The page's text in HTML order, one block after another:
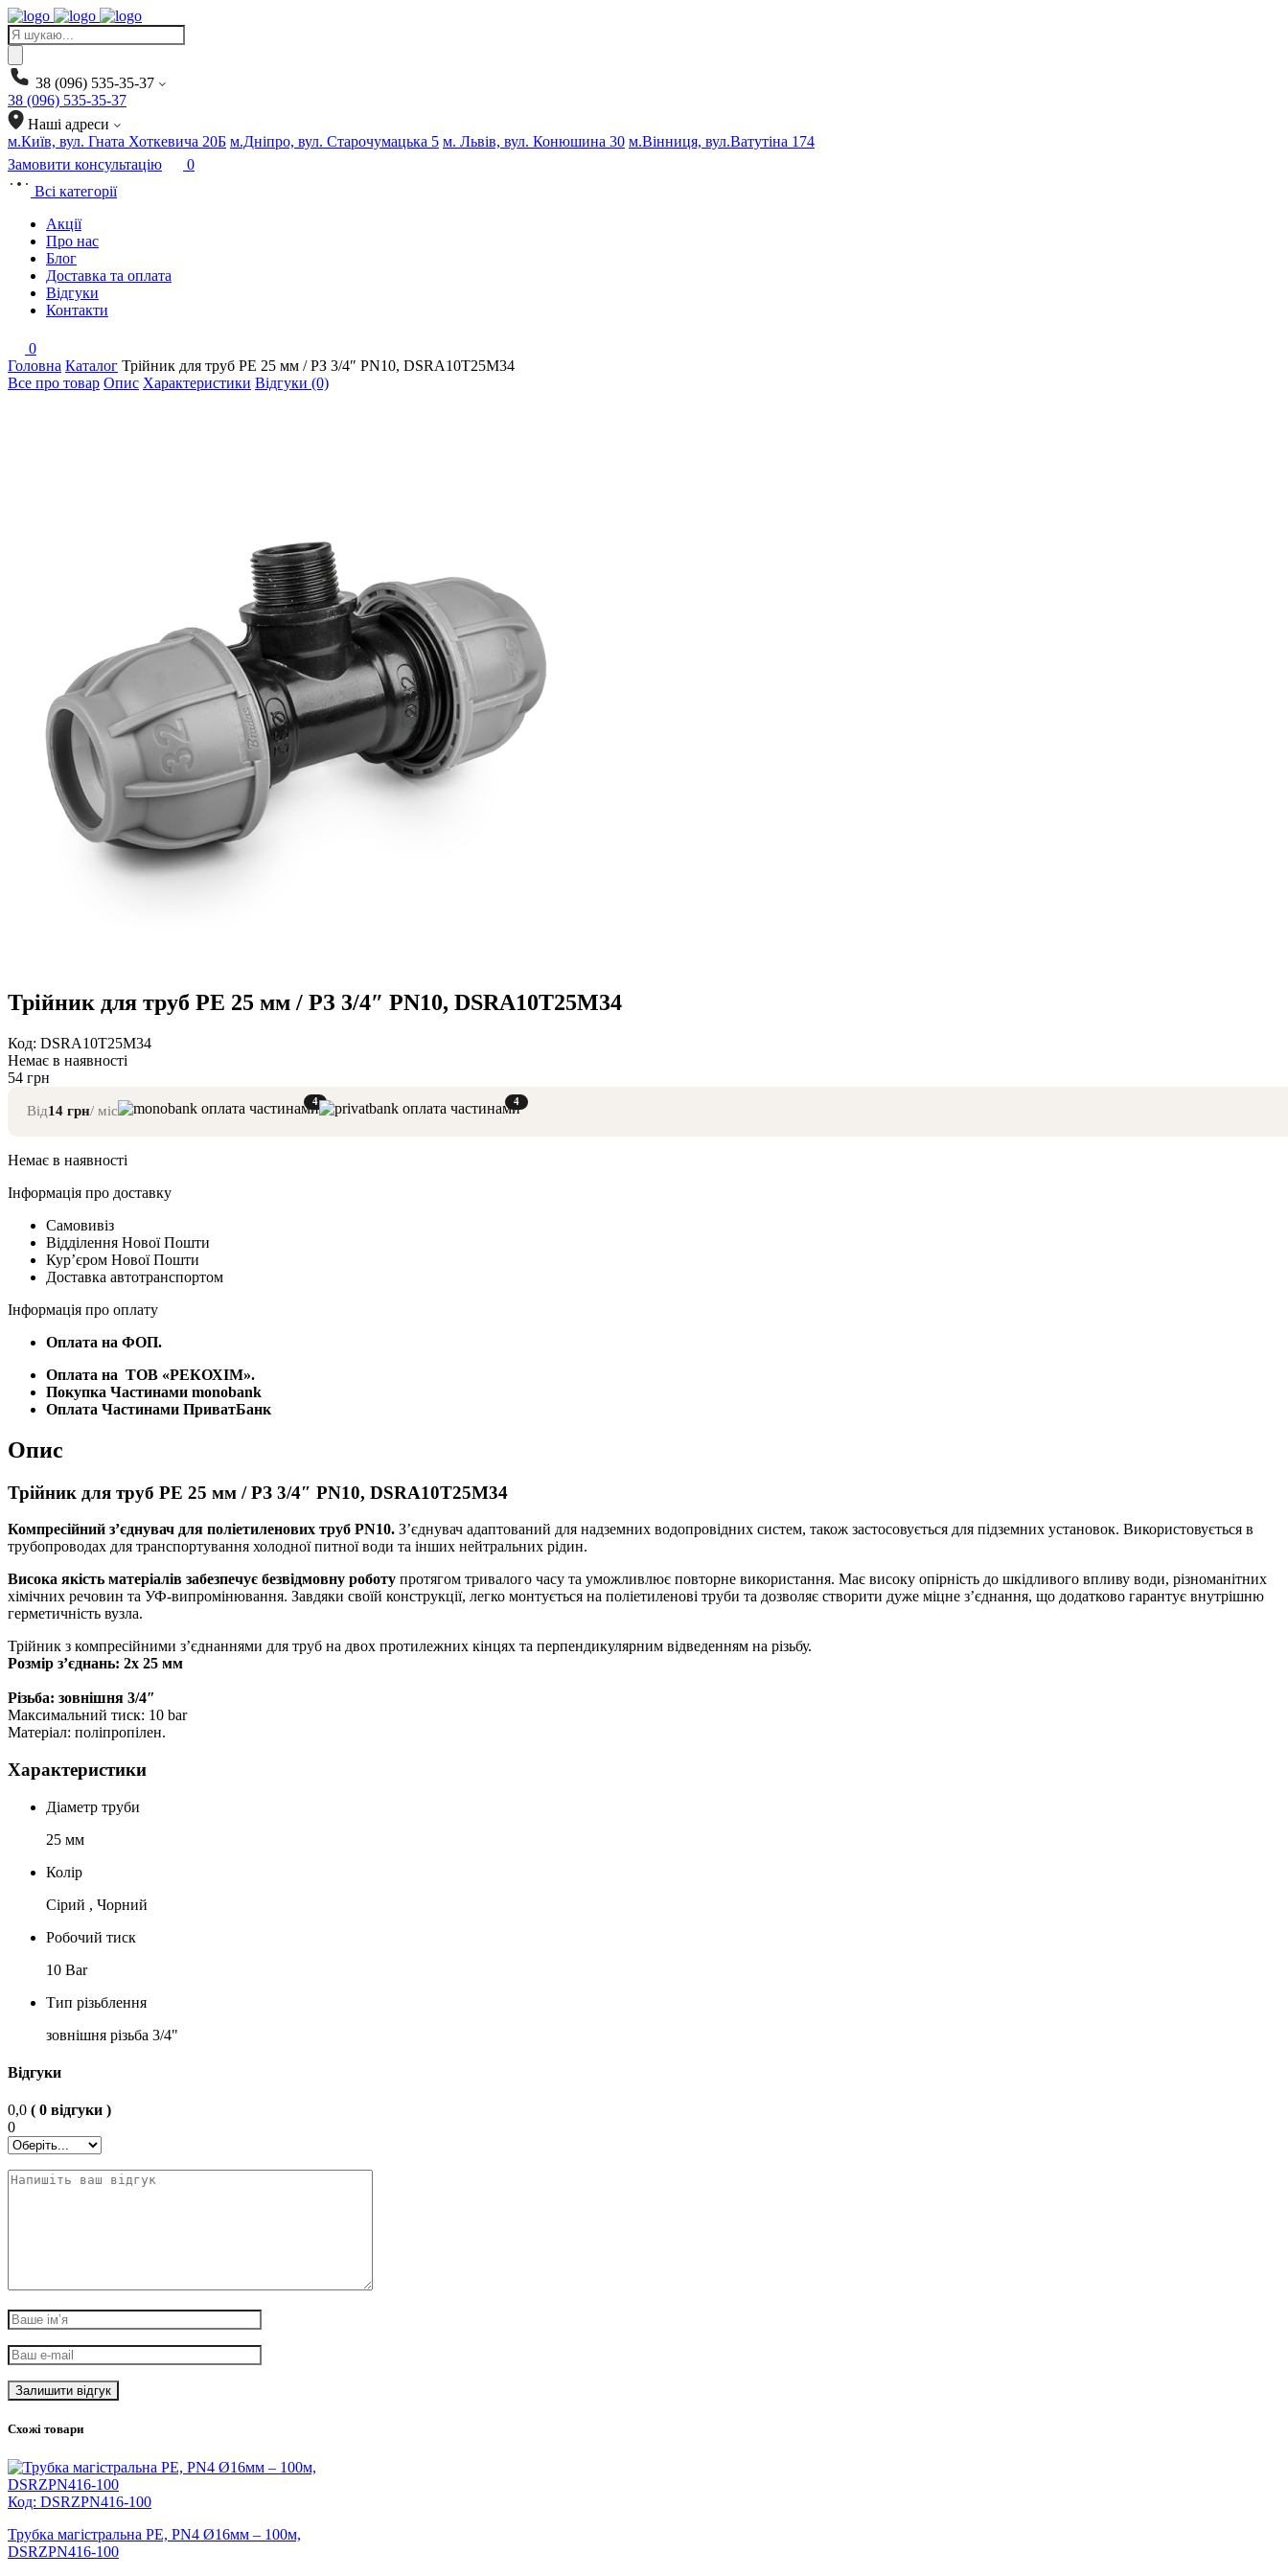
Products
search
38 (096) 535-35-37
38 (096) 535-35-37
Наші адреси
м.Київ, вул. Гната Хоткевича 20Б м.Дніпро, вул. Старочумацька 5 м. Львів, вул. Конюшина 30 м.Вінниця, вул.Ватутіна 174
Замовити консультацію
0
Всі категорії
Акції
Про нас
Блог
Доставка та оплата
Відгуки
Контакти
0
Головна Каталог Трійник для труб PE 25 мм / РЗ 3/4″ PN10, DSRA10T25M34
Все про товар Опис Характеристики Відгуки (0)
Трійник для труб PE 25 мм / РЗ 3/4″ PN10, DSRA10T25M34
Код: DSRA10T25M34
Немає в наявності
54 грн
Від14 грн/ міс
4 4
Немає в наявності
Інформація про доставку
Самовивіз
Відділення Нової Пошти
Курʼєром Нової Пошти
Доставка автотранспортом
Інформація про оплату
Оплата на ФОП.
Оплата на ТОВ «РЕКОХІМ».
Покупка Частинами monobank
Оплата Частинами ПриватБанк
Опис
Трійник для труб PE 25 мм / РЗ 3/4″ PN10, DSRA10T25M34
Компресійний з’єднувач для поліетиленових труб PN10. З’єднувач адаптований для надземних водопровідних систем, також застосовується для підземних установок. Використовується в
трубопроводах для транспортування холодної питної води та інших нейтральних рідин.
Висока якість матеріалів забезпечує безвідмовну роботу протягом тривалого часу та уможливлює повторне використання. Має високу опірність до шкідливого впливу води, різноманітних
хімічних речовин та УФ-випромінювання. Завдяки своїй конструкції, легко монтується на поліетиленові труби та дозволяє створити дуже міцне з’єднання, що додатково гарантує внутрішню
герметичність вузла.
Трійник з компресійними з’єднаннями для труб на двох протилежних кінцях та перпендикулярним відведенням на різьбу.
Розмір з’єднань: 2х 25 мм
Різьба: зовнішня 3/4″
Максимальний тиск: 10 bar
Матеріал: поліпропілен.
Характеристики
Діаметр труби
25 мм
Колір
Сірий , Чорний
Робочий тиск
10 Bar
Тип різьблення
зовнішня різьба 3/4"
Відгуки
0,0 ( 0 відгуки )
0
Схожі товари
Код: DSRZPN416-100
Трубка магістральна PE, PN4 Ø16мм – 100м,
DSRZPN416-100